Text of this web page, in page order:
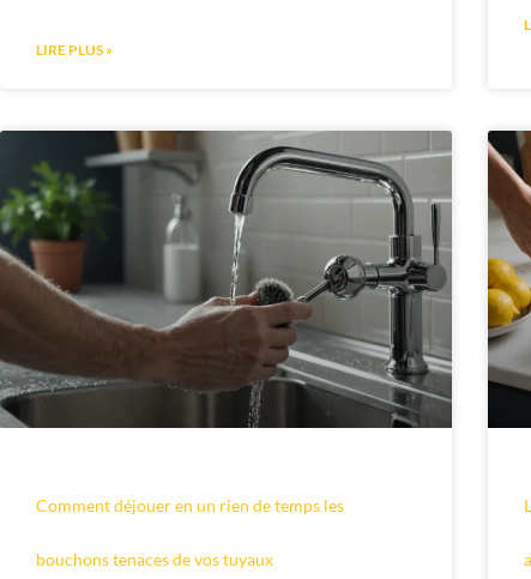
LIRE PLUS »
Comment déjouer en un rien de temps les
bouchons tenaces de vos tuyaux